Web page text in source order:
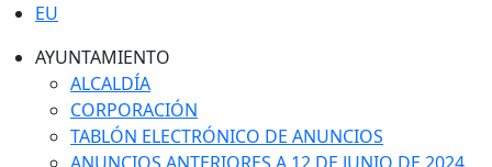
EU
AYUNTAMIENTO
ALCALDÍA
CORPORACIÓN
TABLÓN ELECTRÓNICO DE ANUNCIOS